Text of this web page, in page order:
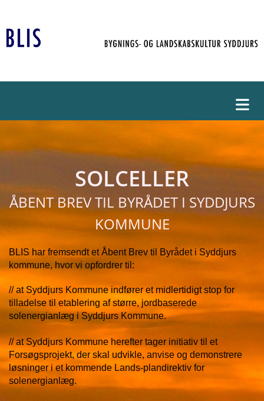
SOLCELLER
ÅBENT BREV TIL BYRÅDET I SYDDJURS
KOMMUNE
BLIS har fremsendt et Åbent Brev til Byrådet i Syddjurs
kommune, hvor vi opfordrer til:
// at Syddjurs Kommune indfører et midlertidigt stop for
tilladelse til etablering af større, jordbaserede
solenergianlæg i Syddjurs Kommune.
// at Syddjurs Kommune herefter tager initiativ til et
Forsøgsprojekt, der skal udvikle, anvise og demonstrere
løsninger i et kommende Lands-plandirektiv for
solenergianlæg.